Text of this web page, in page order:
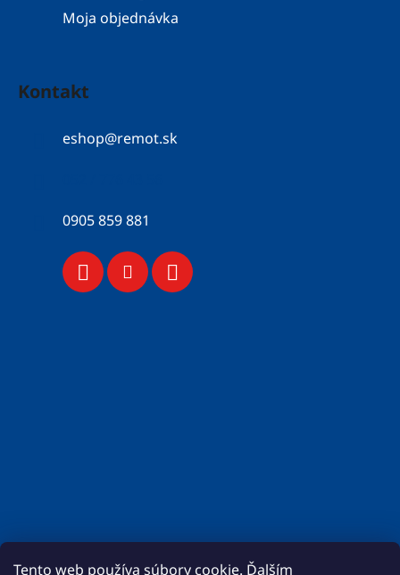
Tento web používa súbory cookie. Ďalším
Moja objednávka
Kontakt
eshop@remot.sk
0905 859 881